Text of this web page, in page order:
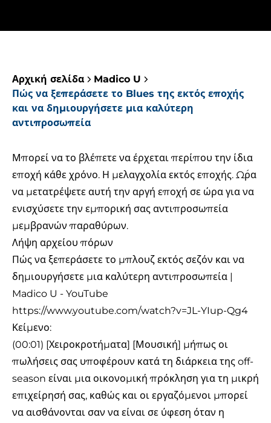
Αρχική σελίδα
Madico U
Πώς να ξεπεράσετε το Blues της εκτός εποχής
και να δημιουργήσετε μια καλύτερη
αντιπροσωπεία
Μπορεί να το βλέπετε να έρχεται περίπου την ίδια
εποχή κάθε χρόνο. Η μελαγχολία εκτός εποχής. Ώρα
να μετατρέψετε αυτή την αργή εποχή σε ώρα για να
ενισχύσετε την εμπορική σας αντιπροσωπεία
μεμβρανών παραθύρων.
Λήψη αρχείου πόρων
Πώς να ξεπεράσετε το μπλουζ εκτός σεζόν και να
δημιουργήσετε μια καλύτερη αντιπροσωπεία |
Madico U - YouTube
https://www.youtube.com/watch?v=JL-YIup-Qg4
Κείμενο:
(00:01) [Χειροκροτήματα] [Μουσική] μήπως οι
πωλήσεις σας υποφέρουν κατά τη διάρκεια της off-
season είναι μια οικονομική πρόκληση για τη μικρή
επιχείρησή σας, καθώς και οι εργαζόμενοι μπορεί
να αισθάνονται σαν να είναι σε ύφεση όταν η